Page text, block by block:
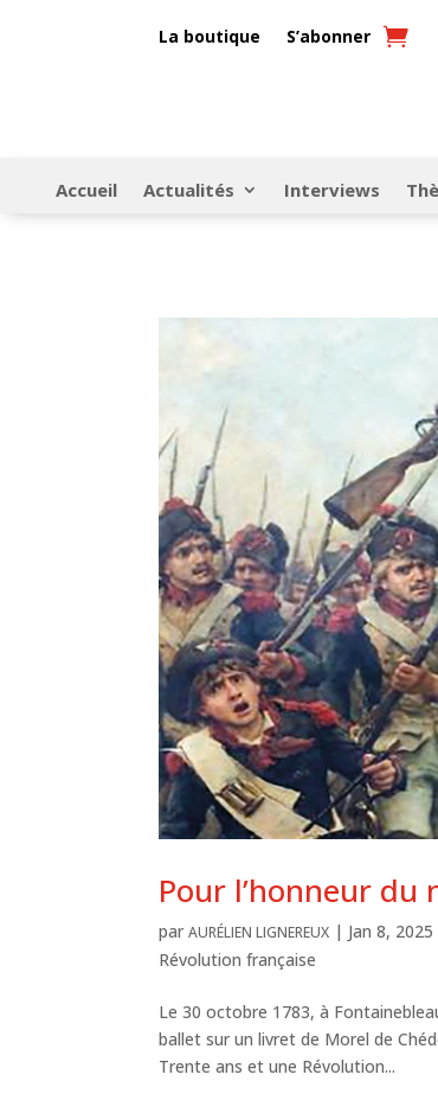
La boutique S’abonner
Accueil Actualités Interviews
Pour l’honneur du
parAURÉLIEN LIGNEREUX | Jan 8, 2025
Révolution française
Le 30 octobre 1783, à
ballet sur un livret de Morel de
Trente ans et une Révolution...